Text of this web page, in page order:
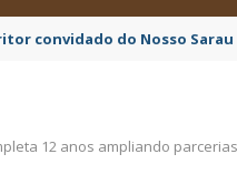
convidado do Nosso Sarau
12 anos ampliando